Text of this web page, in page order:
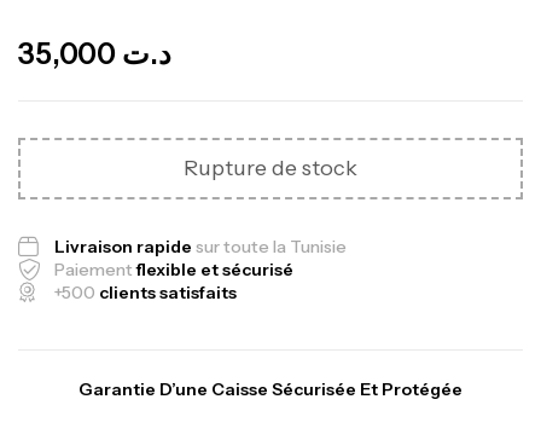
د.ت
Rupture de stock
Livraison rapide sur toute la Tunisie
Paiementflexible et sécurisé
+500 clients satisfaits
Garantie D’une Caisse Sécurisée Et Protégée